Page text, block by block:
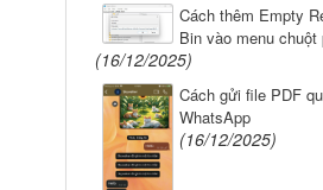
Cách thêm Empty
Bin vào menu chuột
(16/12/2025)
Cách gửi file PDF
WhatsApp
(16/12/2025)